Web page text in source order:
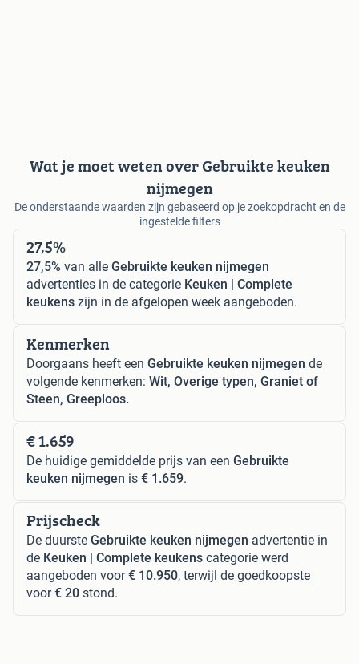
Wat je moet weten over Gebruikte keuken
nijmegen
De onderstaande waarden zijn gebaseerd op je zoekopdracht en de
ingestelde filters
27,5%
27,5% van alle Gebruikte keuken nijmegen
advertenties in de categorie Keuken | Complete
keukens zijn in de afgelopen week aangeboden.
Kenmerken
Doorgaans heeft een Gebruikte keuken nijmegen de
volgende kenmerken: Wit, Overige typen, Graniet of
Steen, Greeploos.
€ 1.659
De huidige gemiddelde prijs van een Gebruikte
keuken nijmegen is € 1.659.
Prijscheck
De duurste Gebruikte keuken nijmegen advertentie in
de Keuken | Complete keukens categorie werd
aangeboden voor€ 10.950, terwijl de goedkoopste
voor€ 20 stond.